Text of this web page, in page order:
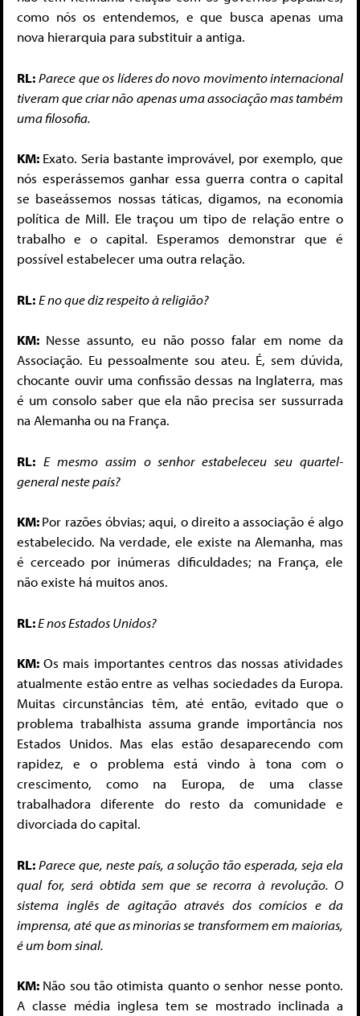
como nós os entendemos, e que busca apenas uma
nova hierarquia para substituir a antiga.
RL: Parece que os líderes do novo movimento internacional
tiveram que criar não apenas uma associação mas também
uma filosofia.
KM: Exato. Seria bastante improvável, por exemplo, que
nós esperássemos ganhar essa guerra contra o capital
se baseássemos nossas táticas, digamos, na economia
política de Mill. Ele traçou um tipo de relação entre o
trabalho e o capital. Esperamos demonstrar que é
possível estabelecer uma outra relação.
RL:E no que diz respeito à religião?
KM: Nesse assunto, eu não posso falar em nome da
Associação. Eu pessoalmente sou ateu. É, sem dúvida,
chocante ouvir uma confissão dessas na Inglaterra, mas
é um consolo saber que ela não precisa ser sussurrada
na Alemanha ou na França.
RL: E mesmo assim o senhor estabeleceu seu quartel-
general neste país?
KM:Por razões óbvias; aqui, o direito a associação é algo
estabelecido. Na verdade, ele existe na Alemanha, mas
é cerceado por inúmeras dificuldades; na França, ele
não existe há muitos anos.
RL:E nos Estados Unidos?
KM: Os mais importantes centros das nossas atividades
atualmente es­tão entre as velhas sociedades da Europa.
Muitas circunstâncias têm, até então, evitado que o
problema trabalhista assuma grande importância nos
Estados Uni­dos. Mas elas estão desaparecendo com
rapidez, e o problema está vindo à tona com o
crescimento, como na Europa, de uma classe
trabalhadora diferente do resto da comunidade e
divorciada do capital.
RL:Parece que, neste país, a solução tão esperada, seja ela
qual for, será obtida sem que se recorra à revolução. O
sistema inglês de agitação através dos comícios e da
imprensa, até que as minorias se transformem em maiorias,
é um bom sinal.
KM: Não sou tão otimista quanto o senhor nesse ponto.
A classe média inglesa tem se mostrado inclinada a